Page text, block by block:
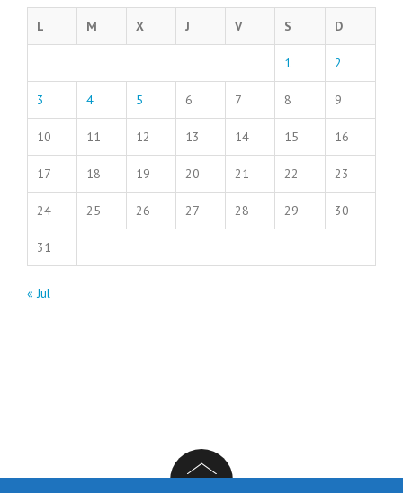
L M X J V S D
1 2
3 4 5 6 7 8 9
10 11 12 13 14 15 16
17 18 19 20 21 22 23
24 25 26 27 28 29 30
31
« Jul